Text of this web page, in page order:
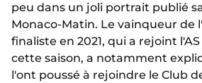
peu dans un joli portrait publié
Monaco-Matin. Le vainqueur de
finaliste en 2021, qui a rejoint
cette saison, a notamment
l'ont poussé à rejoindre le Club